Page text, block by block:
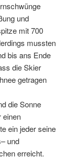
und
mit 700
mussten
bis ans Ende
die Skier
getragen
die Sonne
einen
ein jeder seine
und
erreicht.